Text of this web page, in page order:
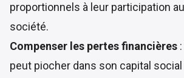
proportionnels à leur participation
société.
Compenser les pertes financières
peut piocher dans son capital social